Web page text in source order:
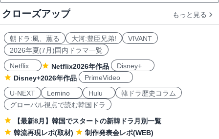
クローズアップ もっと見る
朝ドラ:風、薫る 大河:豊臣兄弟!
VIVANT
2026年夏(7月)国内ドラマ一覧
Netflix
Netflix2026年作品
Disney+
Disney+2026年作品
PrimeVideo
U-NEXT
Lemino Hulu
韓ドラ歴史コラム
グローバル視点で読む韓国ドラ
【最新8月】韓国でスタートの新韓ドラ月別一覧
韓流再現レポ(取材)
制作発表会レポ(WEB)